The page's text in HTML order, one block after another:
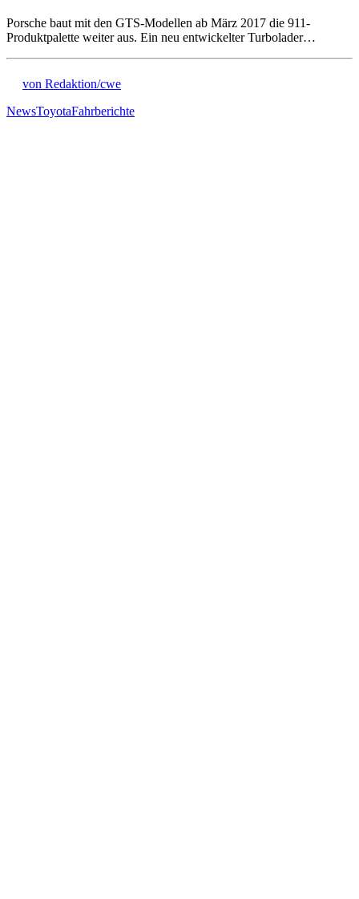
Porsche baut mit den GTS-Modellen ab März 2017 die 911-
Produktpalette weiter aus. Ein neu entwickelter Turbolader…
von Redaktion/cwe
NewsToyotaFahrberichte